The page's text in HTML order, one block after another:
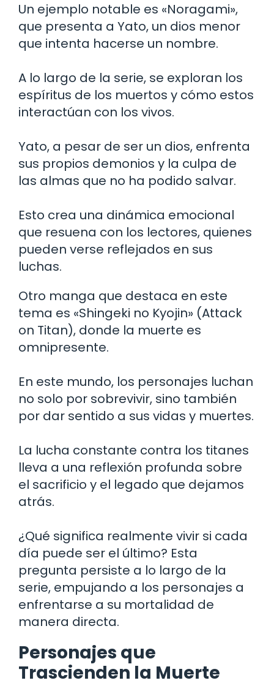
Un ejemplo notable es «Noragami»,
que presenta a Yato, un dios menor
que intenta hacerse un nombre.
A lo largo de la serie, se exploran los
espíritus de los muertos y cómo estos
interactúan con los vivos.
Yato, a pesar de ser un dios, enfrenta
sus propios demonios y la culpa de
las almas que no ha podido salvar.
Esto crea una dinámica emocional
que resuena con los lectores, quienes
pueden verse reflejados en sus
luchas.
Otro manga que destaca en este
tema es «Shingeki no Kyojin» (Attack
on Titan), donde la muerte es
omnipresente.
En este mundo, los personajes luchan
no solo por sobrevivir, sino también
por dar sentido a sus vidas y muertes.
La lucha constante contra los titanes
lleva a una reflexión profunda sobre
el sacrificio y el legado que dejamos
atrás.
¿Qué significa realmente vivir si cada
día puede ser el último? Esta
pregunta persiste a lo largo de la
serie, empujando a los personajes a
enfrentarse a su mortalidad de
manera directa.
Personajes que
Trascienden la Muerte